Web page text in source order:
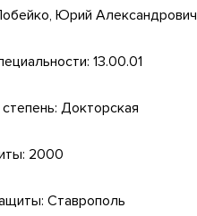
Юрий Александрович
13.00.01
Докторская
2000
Ставрополь